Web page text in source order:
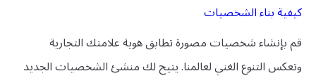
كيفية بناء الشخصيات
قم بإنشاء شخصيات مصورة تطابق هوية علامتك التجارية
وتعكس التنوع الغني لعالمنا. يتيح لك منشئ الشخصيات الجديد